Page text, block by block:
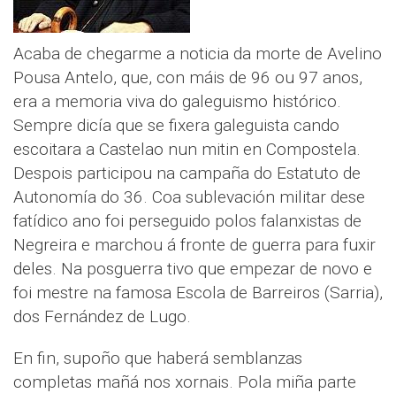
Acaba de chegarme a noticia da morte de Avelino
Pousa Antelo, que, con máis de 96 ou 97 anos,
era a memoria viva do galeguismo histórico.
Sempre dicía que se fixera galeguista cando
escoitara a Castelao nun mitin en Compostela.
Despois participou na campaña do Estatuto de
Autonomía do 36. Coa sublevación militar dese
fatídico ano foi perseguido polos falanxistas de
Negreira e marchou á fronte de guerra para fuxir
deles. Na posguerra tivo que empezar de novo e
foi mestre na famosa Escola de Barreiros (Sarria),
dos Fernández de Lugo.
En fin, supoño que haberá semblanzas
completas mañá nos xornais. Pola miña parte